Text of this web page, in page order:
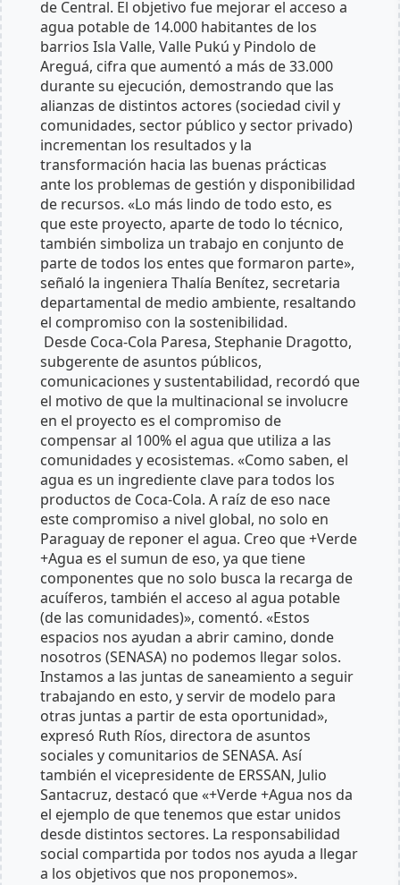
de Central. El objetivo fue mejorar el acceso a
agua potable de 14.000 habitantes de los
barrios Isla Valle, Valle Pukú y Pindolo de
Areguá, cifra que aumentó a más de 33.000
durante su ejecución, demostrando que las
alianzas de distintos actores (sociedad civil y
comunidades, sector público y sector privado)
incrementan los resultados y la
transformación hacia las buenas prácticas
ante los problemas de gestión y disponibilidad
de recursos. «Lo más lindo de todo esto, es
que este proyecto, aparte de todo lo técnico,
también simboliza un trabajo en conjunto de
parte de todos los entes que formaron parte»,
señaló la ingeniera Thalía Benítez, secretaria
departamental de medio ambiente, resaltando
el compromiso con la sostenibilidad.
Desde Coca-Cola Paresa, Stephanie Dragotto,
subgerente de asuntos públicos,
comunicaciones y sustentabilidad, recordó que
el motivo de que la multinacional se involucre
en el proyecto es el compromiso de
compensar al 100% el agua que utiliza a las
comunidades y ecosistemas. «Como saben, el
agua es un ingrediente clave para todos los
productos de Coca-Cola. A raíz de eso nace
este compromiso a nivel global, no solo en
Paraguay de reponer el agua. Creo que +Verde
+Agua es el sumun de eso, ya que tiene
componentes que no solo busca la recarga de
acuíferos, también el acceso al agua potable
(de las comunidades)», comentó. «Estos
espacios nos ayudan a abrir camino, donde
nosotros (SENASA) no podemos llegar solos.
Instamos a las juntas de saneamiento a seguir
trabajando en esto, y servir de modelo para
otras juntas a partir de esta oportunidad»,
expresó Ruth Ríos, directora de asuntos
sociales y comunitarios de SENASA. Así
también el vicepresidente de ERSSAN, Julio
Santacruz, destacó que «+Verde +Agua nos da
el ejemplo de que tenemos que estar unidos
desde distintos sectores. La responsabilidad
social compartida por todos nos ayuda a llegar
a los objetivos que nos proponemos».